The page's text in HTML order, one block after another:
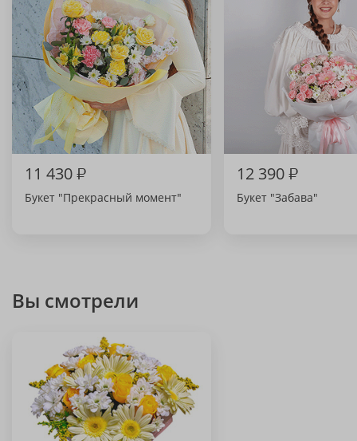
11 430₽
Букет "Прекрасный момент"
12 390₽
Букет "Забава"
Вы смотрели